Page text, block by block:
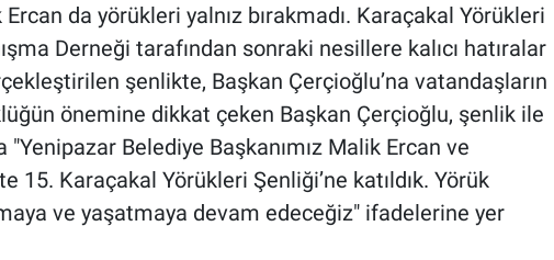
da yörükleri yalnız bırakmadı. Karaçakal Yörükleri
Derneği tarafından sonraki nesillere kalıcı hatıralar
şenlikte, Başkan Çerçioğlu’na vatandaşların
önemine dikkat çeken Başkan Çerçioğlu, şenlik ile
"Yenipazar Belediye Başkanımız Malik Ercan ve
15. Karaçakal Yörükleri Şenliği’ne katıldık. Yörük
ve yaşatmaya devam edeceğiz" ifadelerine yer